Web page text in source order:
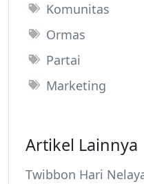
Komunitas
Ormas
Partai
Marketing
Artikel Lainnya
Twibbon Hari